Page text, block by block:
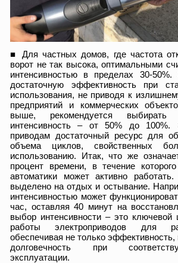
■ Для частных домов, где частота
ворот не так высока, оптимальными
интенсивностью в пределах 30-50%.
достаточную эффективность при
использования, не приводя к
предприятий и коммерческих
выше, рекомендуется
интенсивность – от 50% до 100%.
приводам достаточный ресурс для
объема циклов, свойственных
использованию. Итак, что же
процент времени, в течение которого
автоматики может активно
выделено на отдых и остывание.
интенсивностью может
час, оставляя 40 минут на
выбор интенсивности – это ключевой
работы электроприводов для
обеспечивая не только эффективность,
долговечность при
эксплуатации.